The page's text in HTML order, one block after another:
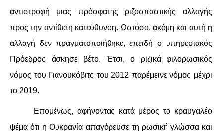
αντιστροφή μιας πρόσφατης ριζοσπαστικής αλλαγής
προς την αντίθετη κατεύθυνση. Ωστόσο, ακόμη και αυτή η
αλλαγή δεν πραγματοποιήθηκε, επειδή ο υπηρεσιακός
Πρόεδρος άσκησε βέτο. Έτσι, ο ριζικά φιλορωσικός
νόμος του Γιανουκόβιτς του 2012 παρέμεινε νόμος μέχρι
το 2019.
Επομένως, αφήνοντας κατά μέρος το κραυγαλέο
ψέμα ότι η Ουκρανία απαγόρευσε τη ρωσική γλώσσα και